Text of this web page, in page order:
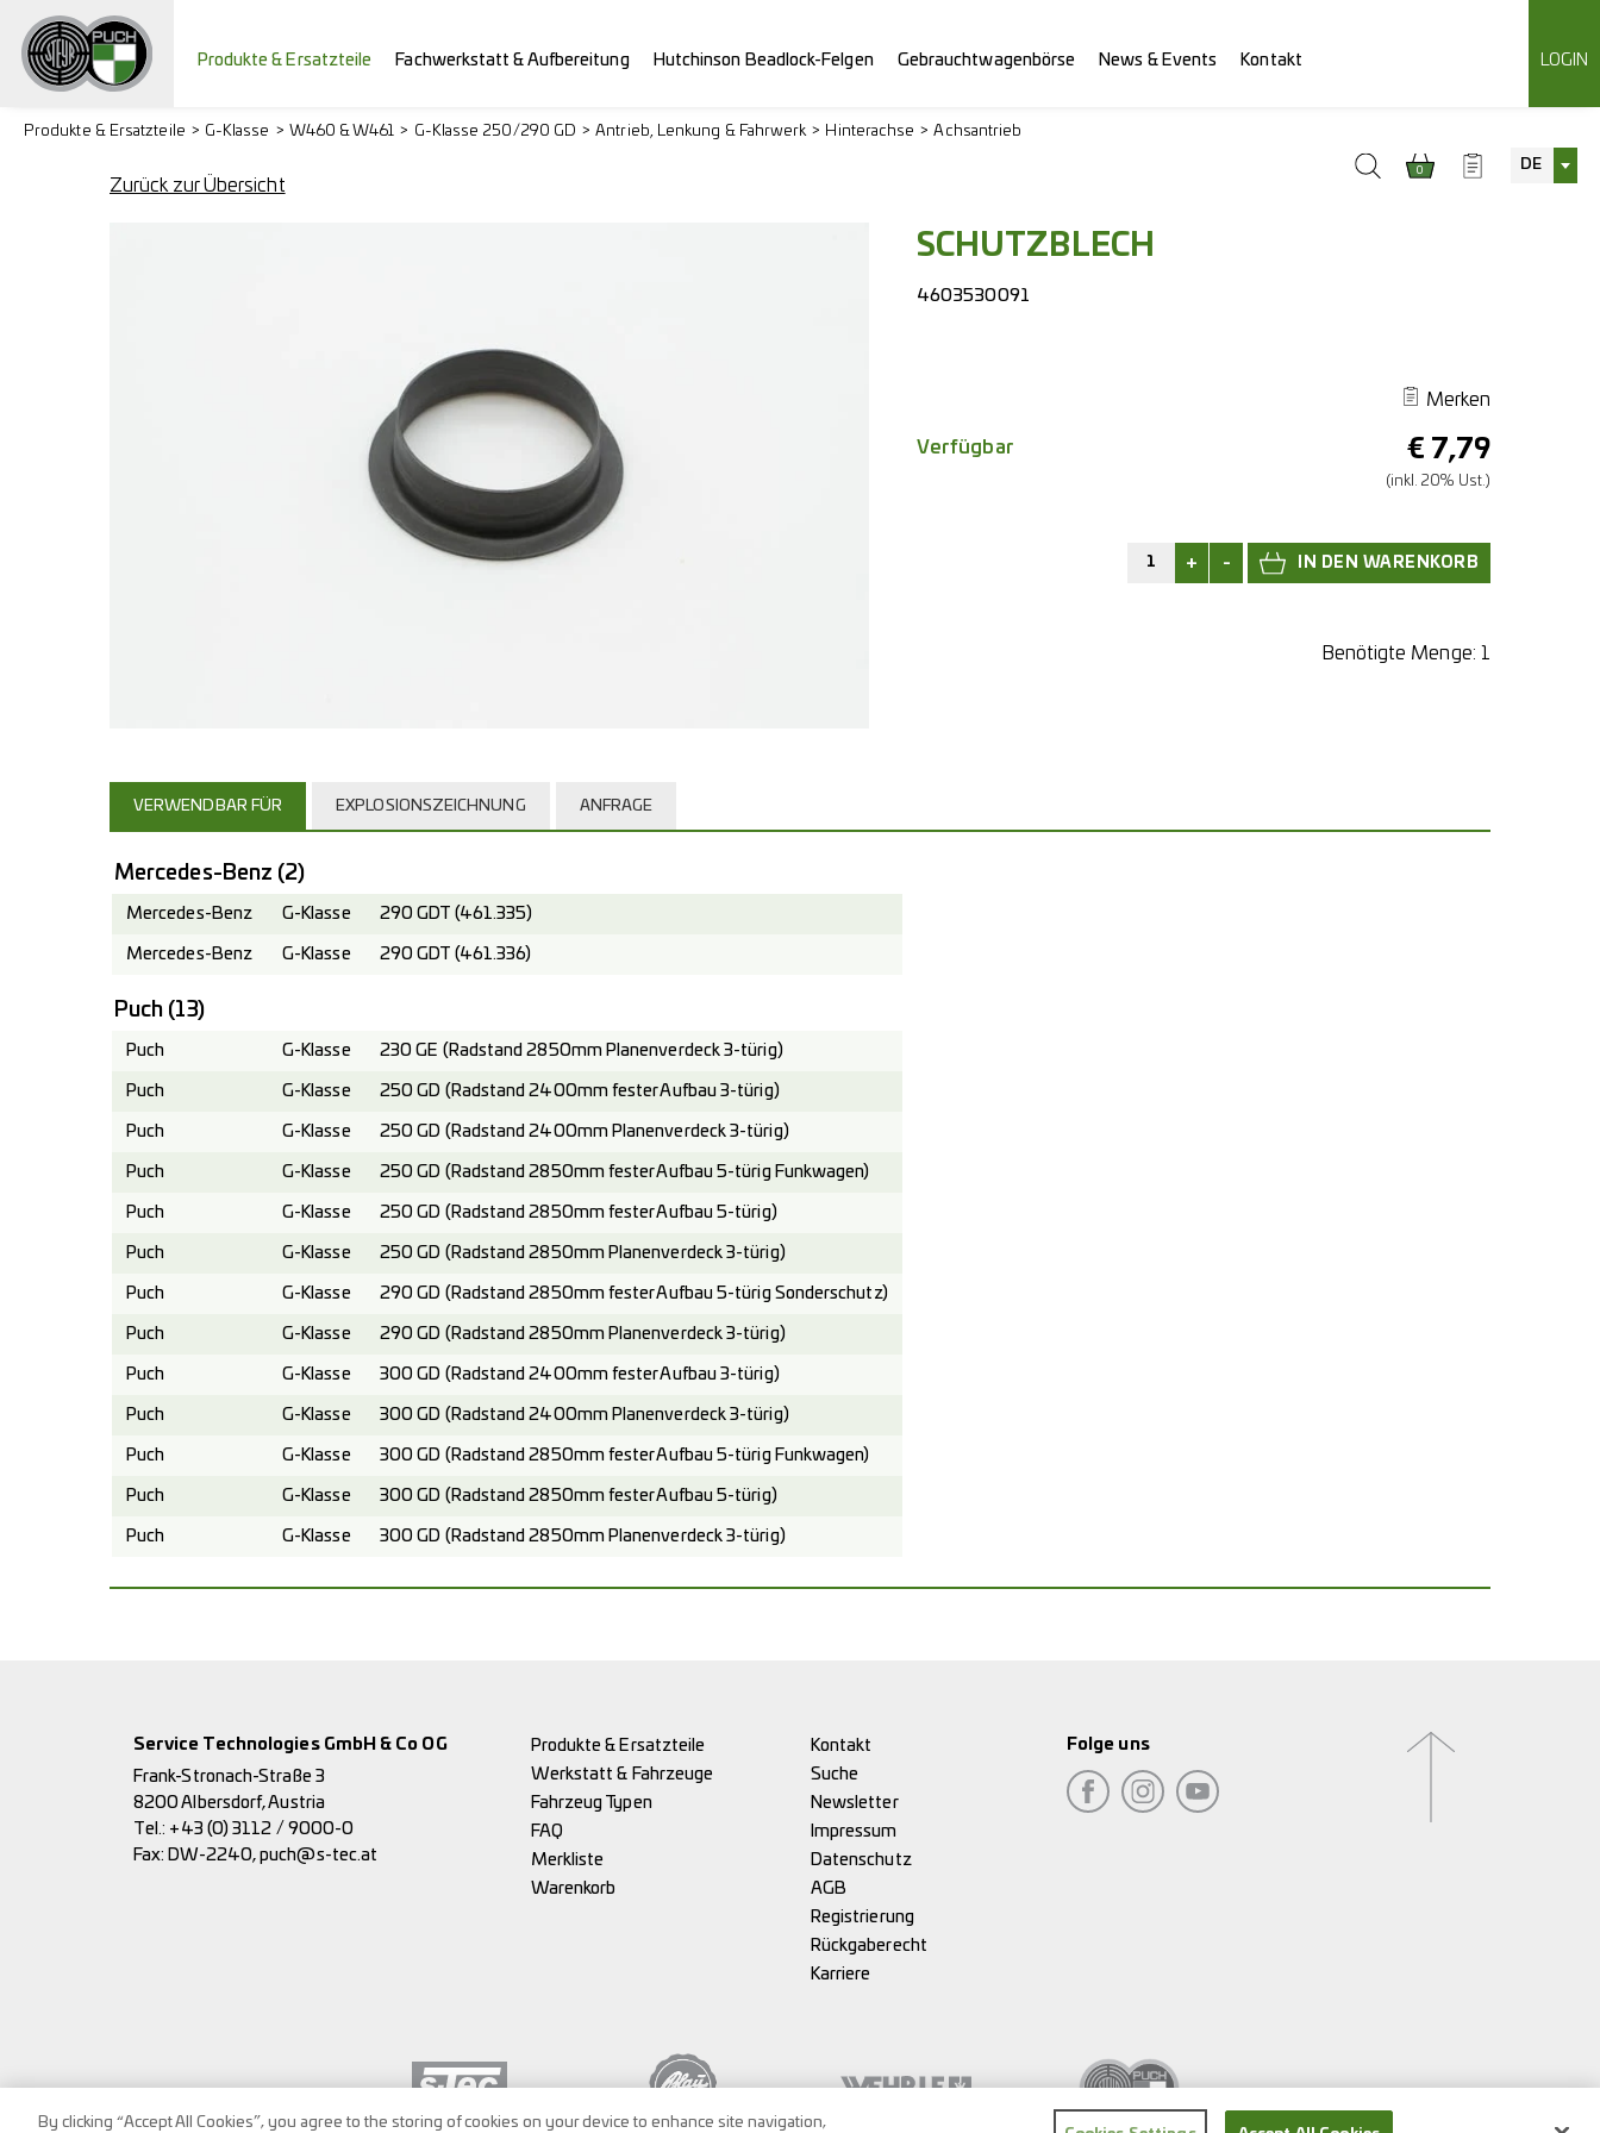
Produkte & Ersatzteile Fachwerkstatt & Aufbereitung Hutchinson Beadlock-Felgen Gebrauchtwagenbörse News & Events Kontakt LOGIN
0 DE
Produkte & Ersatzteile G-Klasse W460 & W461 G-Klasse 250/290 GD Antrieb, Lenkung & Fahrwerk Hinterachse Achsantrieb
Zurück zur Übersicht
SCHUTZBLECH
4603530091
Merken
€ 7,79
(inkl. 20% Ust.)
Verfügbar
+ -
Benötigte Menge: 1
VERWENDBAR FÜR EXPLOSIONSZEICHNUNG ANFRAGE
Mercedes-Benz (2)
Mercedes-Benz G-Klasse 290 GDT (461.335)
Mercedes-Benz G-Klasse 290 GDT (461.336)
Puch (13)
Puch G-Klasse 230 GE (Radstand 2850mm Planenverdeck 3-türig)
Puch G-Klasse 250 GD (Radstand 2400mm fester Aufbau 3-türig)
Puch G-Klasse 250 GD (Radstand 2400mm Planenverdeck 3-türig)
Puch G-Klasse 250 GD (Radstand 2850mm fester Aufbau 5-türig Funkwagen)
Puch G-Klasse 250 GD (Radstand 2850mm fester Aufbau 5-türig)
Puch G-Klasse 250 GD (Radstand 2850mm Planenverdeck 3-türig)
Puch G-Klasse 290 GD (Radstand 2850mm fester Aufbau 5-türig Sonderschutz)
Puch G-Klasse 290 GD (Radstand 2850mm Planenverdeck 3-türig)
Puch G-Klasse 300 GD (Radstand 2400mm fester Aufbau 3-türig)
Puch G-Klasse 300 GD (Radstand 2400mm Planenverdeck 3-türig)
Puch G-Klasse 300 GD (Radstand 2850mm fester Aufbau 5-türig Funkwagen)
Puch G-Klasse 300 GD (Radstand 2850mm fester Aufbau 5-türig)
Puch G-Klasse 300 GD (Radstand 2850mm Planenverdeck 3-türig)
Service Technologies GmbH & Co OG
Frank-Stronach-Straße 3
8200 Albersdorf, Austria
Tel.: +43 (0) 3112 / 9000-0
Fax: DW-2240,puch@s-tec.at
Produkte & Ersatzteile
Werkstatt & Fahrzeuge
Fahrzeug Typen
FAQ
Merkliste
Warenkorb
Kontakt
Suche
Newsletter
Impressum
Datenschutz
AGB
Registrierung
Rückgaberecht
Karriere
Folge uns
By clicking “Accept All Cookies”, you agree to the storing of cookies on your device to enhance site navigation,